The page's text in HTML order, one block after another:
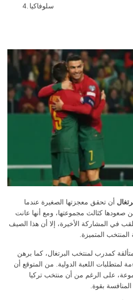
4. سلوفاكيا
أن تحقق معجزتها الصغيرة عندما
صعودها كثالث مجموعتها، ومع أنها عانت
في المشاركة الأخيرة، إلا أن هذا الصيف
المتميزة.
كمدرب لمنتخب البرتغال، كما برهن
لمتطلبات اللعبة الدولية. من المتوقع أن
على الرغم من أن منتخب تركيا
بقوة.